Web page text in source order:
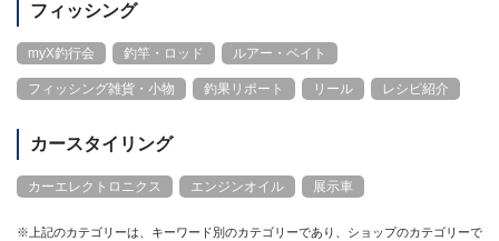
フィッシング
myX釣行会 釣竿・ロッド ルアー・ベイト
フィッシング雑貨・小物 釣果リポート リール レシピ紹介
カースタイリング
カーエレクトロニクス エンジンオイル 展示車
※上記のカテゴリーは、キーワード別のカテゴリーであり、ショップのカテゴリーで